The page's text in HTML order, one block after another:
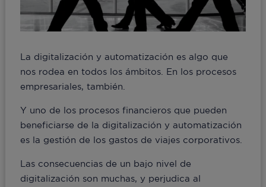
La digitalización y automatización es algo que
nos rodea en todos los ámbitos. En los procesos
empresariales, también.
Y uno de los procesos financieros que pueden
beneficiarse de la digitalización y automatización
es la gestión de los gastos de viajes corporativos.
Las consecuencias de un bajo nivel de
digitalización son muchas, y perjudica al